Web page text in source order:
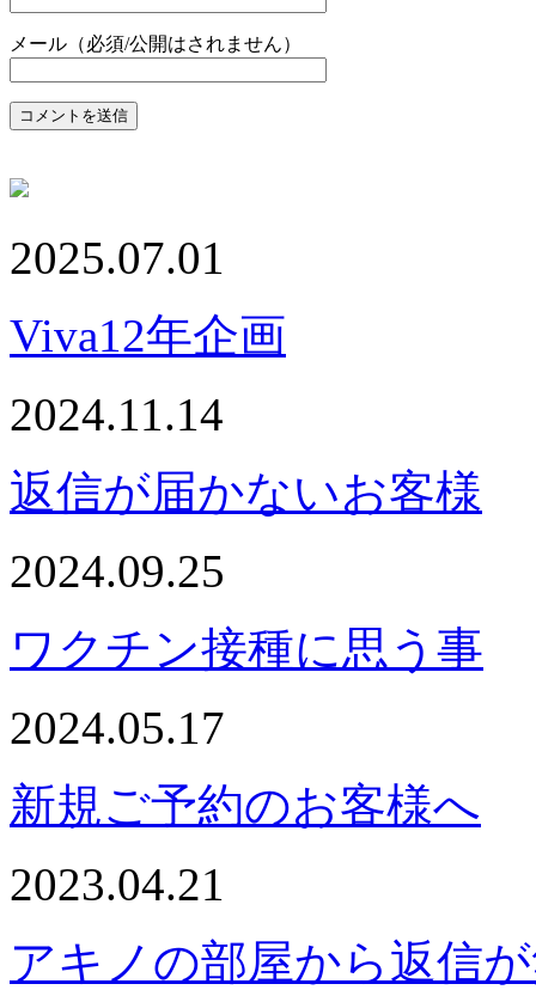
メール（必須/公開はされません）
2025.07.01
Viva12年企画
2024.11.14
返信が届かないお客様
2024.09.25
ワクチン接種に思う事
2024.05.17
新規ご予約のお客様へ
2023.04.21
アキノの部屋から返信